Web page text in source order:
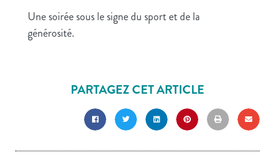
Une soirée sous le signe du sport et de la
générosité.
PARTAGEZ CET ARTICLE